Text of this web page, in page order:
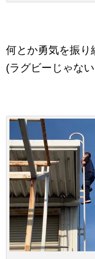
何とか勇気を振り
(ラグビーじゃな